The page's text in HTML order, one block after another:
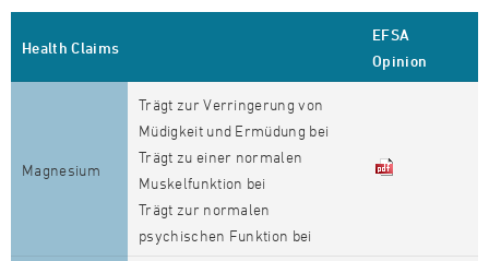
Health Claims
EFSA
Opinion
Magnesium
Trägt zur Verringerung von
Müdigkeit und Ermüdung bei
Trägt zu einer normalen
Muskelfunktion bei
Trägt zur normalen
psychischen Funktion bei